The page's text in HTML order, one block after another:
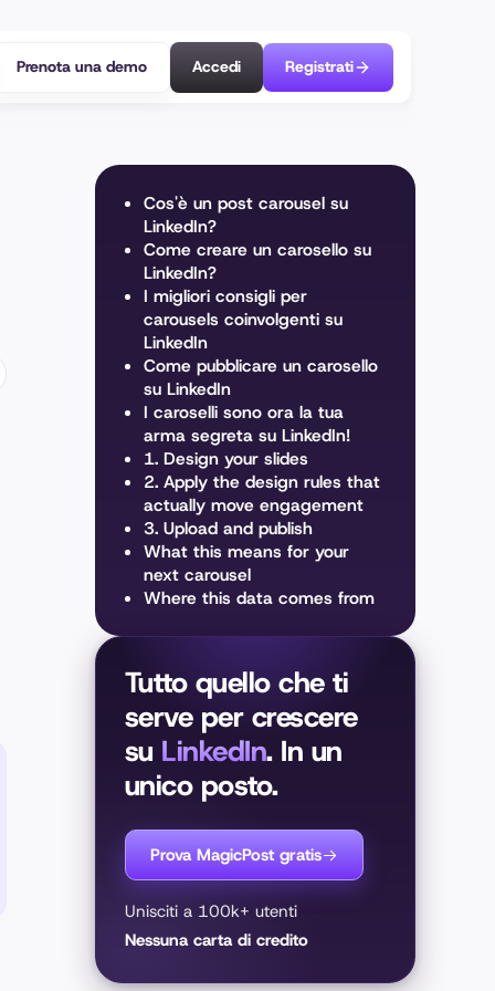
Prenota una demo Accedi Registrati
Cos'è un post carousel su
LinkedIn?
Come creare un carosello su
LinkedIn?
I migliori consigli per
carousels coinvolgenti su
LinkedIn
Come pubblicare un carosello
su LinkedIn
I caroselli sono ora la tua
arma segreta su LinkedIn!
1. Design your slides
2. Apply the design rules that
actually move engagement
3. Upload and publish
What this means for your
next carousel
Where this data comes from
Tutto quello che ti
serve per crescere
su LinkedIn. In un
unico posto.
Prova MagicPost gratis
Unisciti a 100k+ utenti
Nessuna carta di credito